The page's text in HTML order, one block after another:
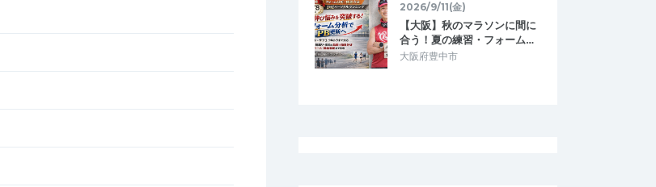
2026/9/11(金)
【大阪】秋のマラソンに間に
合う！夏の練習・フォーム…
大阪府豊中市